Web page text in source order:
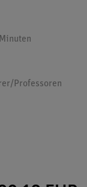
Minuten
Professoren